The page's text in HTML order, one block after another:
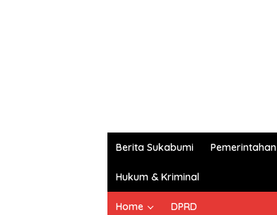
Berita Sukabumi Pemerintahan
Hukum & Kriminal
Home DPRD